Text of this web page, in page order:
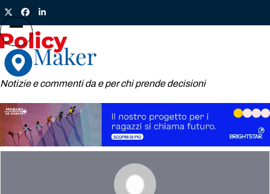
Skip
to
content
TwitterFacebook
LinkedIn
Notizie e commenti da e per chi prende decisioni
Open
mobile
menu
Close
mobile
menu